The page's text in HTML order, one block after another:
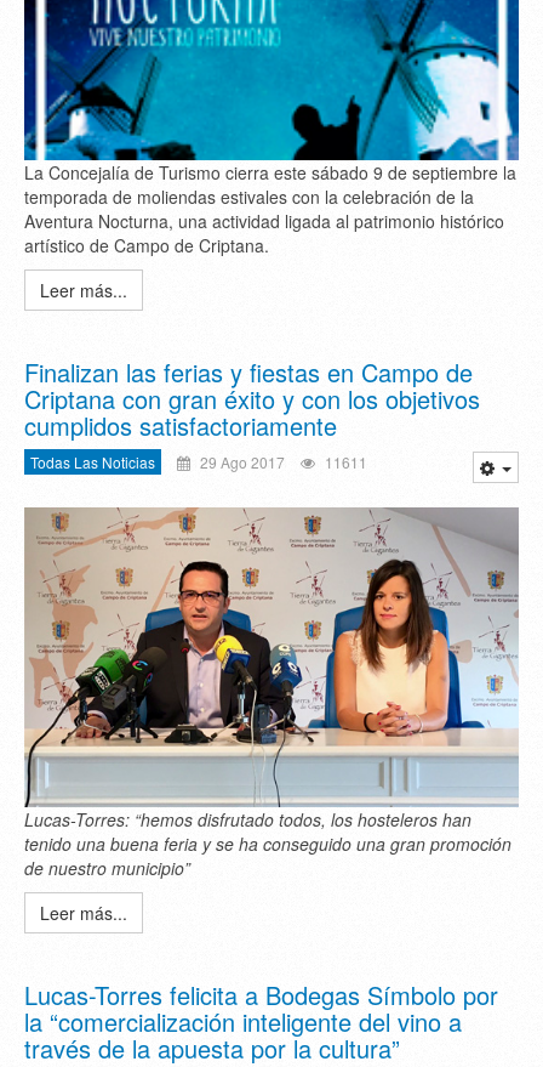
La Concejalía de Turismo cierra este sábado 9 de septiembre la
temporada de moliendas estivales con la celebración de la
Aventura Nocturna, una actividad ligada al patrimonio histórico
artístico de Campo de Criptana.
Leer más...
Finalizan las ferias y fiestas en Campo de
Criptana con gran éxito y con los objetivos
cumplidos satisfactoriamente
Todas Las Noticias 29 Ago 2017 11611
Lucas-Torres: “hemos disfrutado todos, los hosteleros han
tenido una buena feria y se ha conseguido una gran promoción
de nuestro municipio”
Leer más...
Lucas-Torres felicita a Bodegas Símbolo por
la “comercialización inteligente del vino a
través de la apuesta por la cultura”